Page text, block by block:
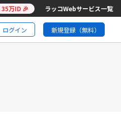
35万ID 🎉 ラッコWebサービス一覧
ログイン 新規登録（無料）